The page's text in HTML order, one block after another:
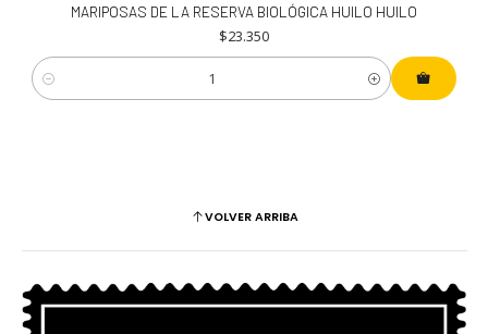
MARIPOSAS DE LA RESERVA BIOLÓGICA HUILO HUILO
$23.350
Cantidad
VOLVER ARRIBA